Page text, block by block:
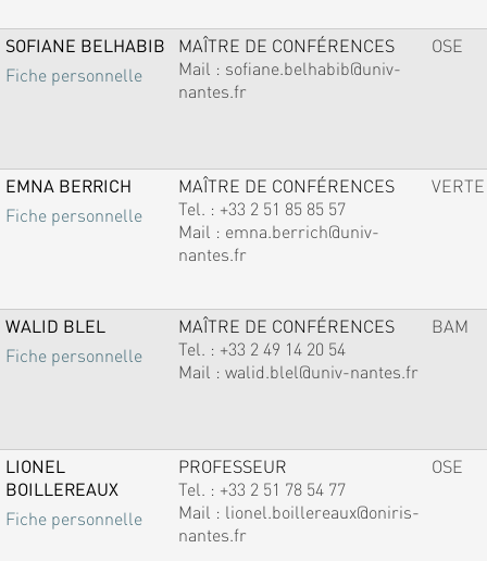
SOFIANE BELHABIB
Fiche personnelle
MAÎTRE DE CONFÉRENCES
Mail : sofiane.belhabib@univ-
nantes.fr
OSE
EMNA BERRICH
Fiche personnelle
MAÎTRE DE CONFÉRENCES
Tel. : +33 2 51 85 85 57
Mail : emna.berrich@univ-
nantes.fr
VERTE
WALID BLEL
Fiche personnelle
MAÎTRE DE CONFÉRENCES
Tel. : +33 2 49 14 20 54
Mail : walid.blel@univ-nantes.fr
BAM
LIONEL
BOILLEREAUX
Fiche personnelle
PROFESSEUR
Tel. : +33 2 51 78 54 77
Mail : lionel.boillereaux@oniris-
nantes.fr
OSE